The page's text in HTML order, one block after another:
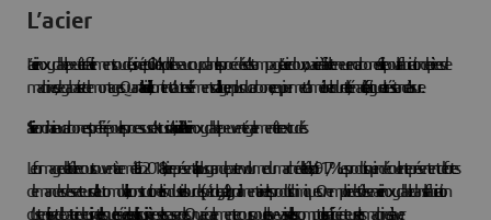
L’acier
L’acier inoxydablepeut être facilement soudé, usiné et poli. On l’exploite beaucoup dans les procédés d’estampage.L’acier doux, ou acier à faible teneur en carbones’utilise pour la fabrication de pièces de
machines, de gabarits et de montages.Quant à l’acier allié,contient d’autres éléments d’alliage, en plus du carbone, ce qui permet d’améliorer la dureté, la ténacité, la fatigue et la résistance à l’usure.
Si l’acier ordinaire au carbone est préféré pour les processus d’extrusion, l’acier allié et l’acier inoxydable peuvent également être extrudés.
Le formage de la tôle recourt souvent à ce métal. En 2018, l’acier représentait la plus grande part en volume du marché de la tôle, soit 91,7 %. Les produits qui en découlent représentent de fortes
demandes des secteurs de l’automobile, la construction et les industries lourdes (pétrole, gaz), l’agroalimentaire et les produits chimiques. On emploie des tôles en acier inoxydable dans la fabrication
d’ustensiles et de batterie de cuisine, telles que les éviers, les grils, les cuisinières et les casseroles. On y a également recours pour les lave-vaisselles, les comptoirs, les réfrigérateurs et les machines à laver.